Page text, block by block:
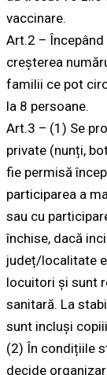
vaccinare.
Art.2 –
creșterea
familii ce pot
la 8 persoane.
Art.3 – (1) Se
private (nunți,
fie permisă
participarea a
sau cu
închise, dacă
județ/localitate
locuitori și sunt
sanitară. La
sunt incluși
(2) În condițiile
decide